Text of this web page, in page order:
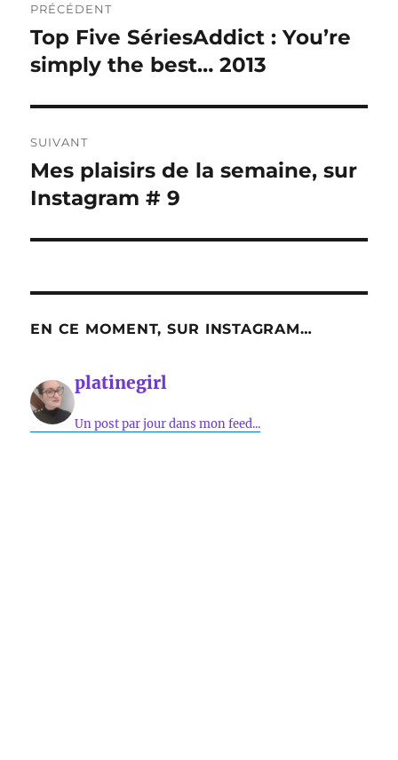
de
l’article
PRÉCÉDENT
Publication
précédente :
Top Five SériesAddict : You’re
simply the best… 2013
SUIVANT
Publication
suivante :
Mes plaisirs de la semaine, sur
Instagram # 9
EN CE MOMENT, SUR INSTAGRAM…
platinegirl
Un post par jour dans mon feed...